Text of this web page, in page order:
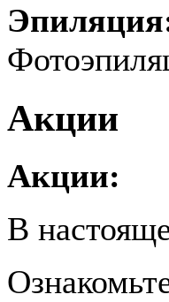
Акции
Акции:
В